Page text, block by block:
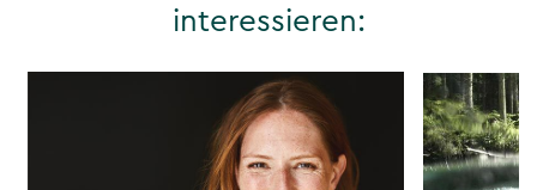
interessieren: